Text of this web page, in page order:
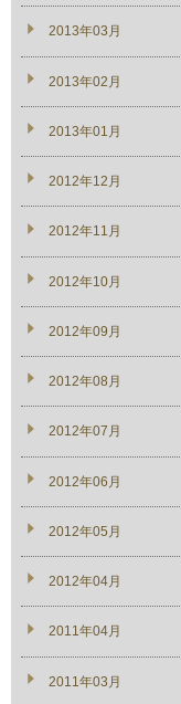
2013年03月
2013年02月
2013年01月
2012年12月
2012年11月
2012年10月
2012年09月
2012年08月
2012年07月
2012年06月
2012年05月
2012年04月
2011年04月
2011年03月